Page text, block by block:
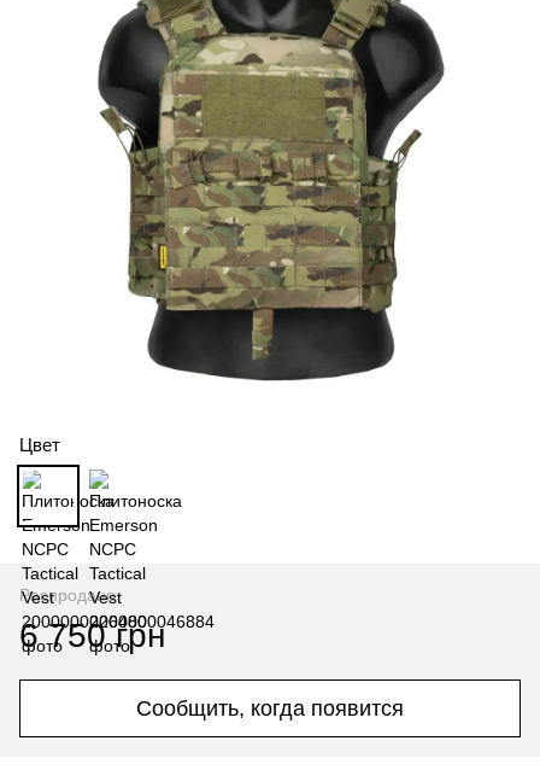
Цвет
Распродано
6 750 грн
Сообщить, когда появится